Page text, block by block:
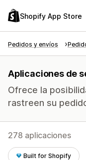
Shopify App Store
Pedidos y envíos
Aplicaciones de
Ofrece la
rastreen su
278 aplicaciones
Built for Shopify